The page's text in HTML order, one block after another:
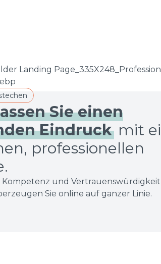
Sie einen
Eindruck mit
professionellen
Kompetenz und
Sie online auf ganzer Linie.